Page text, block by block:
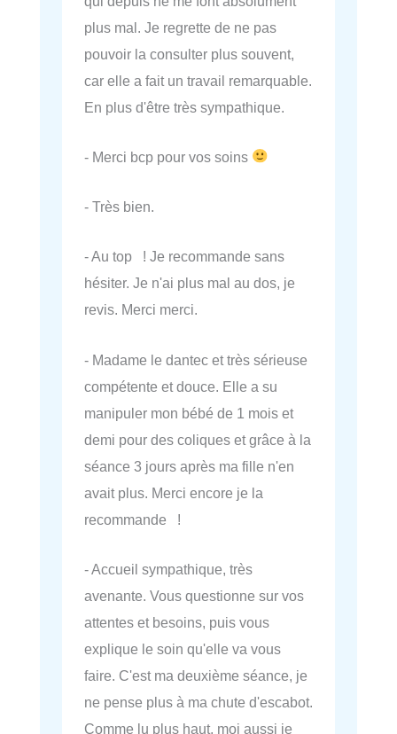
plus mal. Je regrette de ne pas
pouvoir la consulter plus souvent,
car elle a fait un travail remarquable.
En plus d'être très sympathique.
- Merci bcp pour vos soins
- Très bien.
- Au top ! Je recommande sans
hésiter. Je n'ai plus mal au dos, je
revis. Merci merci.
- Madame le dantec et très sérieuse
compétente et douce. Elle a su
manipuler mon bébé de 1 mois et
demi pour des coliques et grâce à la
séance 3 jours après ma fille n'en
avait plus. Merci encore je la
recommande !
- Accueil sympathique, très
avenante. Vous questionne sur vos
attentes et besoins, puis vous
explique le soin qu'elle va vous
faire. C'est ma deuxième séance, je
ne pense plus à ma chute d'escabot.
Comme lu plus haut, moi aussi je